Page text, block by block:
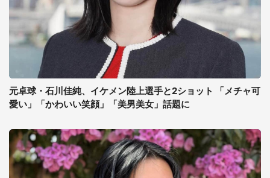
元卓球・石川佳純、イケメン陸上選手と2ショット 「メチャ可
愛い」「かわいい笑顔」「美男美女」話題に